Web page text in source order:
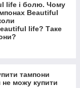
life і болю. Чому
Beautiful
life? Таке
тампони
можу купити